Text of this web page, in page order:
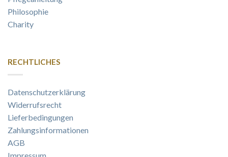
Philosophie
Charity
RECHTLICHES
Datenschutzerklärung
Widerrufsrecht
Lieferbedingungen
Zahlungsinformationen
AGB